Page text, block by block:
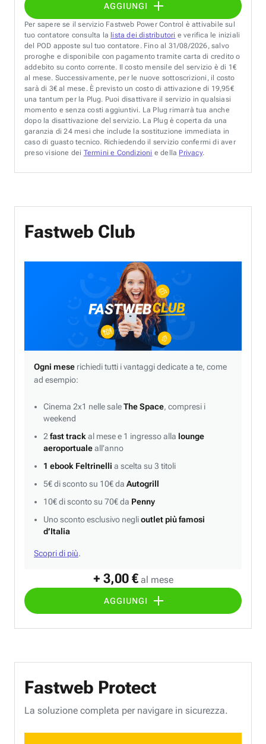
AGGIUNGI
Per sapere se il servizio Fastweb Power Control è attivabile sul
tuo contatore consulta la lista dei distributori e verifica le iniziali
del POD apposte sul tuo contatore. Fino al 31/08/2026, salvo
proroghe e disponibile con pagamento tramite carta di credito o
addebito su conto corrente. Il costo mensile del servizio è di 1€
al mese. Successivamente, per le nuove sottoscrizioni, il costo
sarà di 3€ al mese. È previsto un costo di attivazione di 19,95€
una tantum per la Plug. Puoi disattivare il servizio in qualsiasi
momento e senza costi aggiuntivi. La Plug rimarrà tua anche
dopo la disattivazione del servizio. La Plug è coperta da una
garanzia di 24 mesi che include la sostituzione immediata in
caso di guasto tecnico. Richiedendo il servizio confermi di aver
preso visione dei Termini e Condizioni e della Privacy.
Fastweb Club
+ 3,00 € al mese
AGGIUNGI
Ogni mese richiedi tutti i vantaggi dedicate a te, come
ad esempio:
Cinema 2x1 nelle saleThe Space, compresi i
weekend
2 fast track al mese e 1 ingresso alla lounge
aeroportualeall’anno
1 ebook Feltrinelli a scelta su 3 titoli
5€ di sconto su 10€ da Autogrill
10€ di sconto su 70€ da Penny
Uno sconto esclusivo neglioutlet più famosi
d’Italia
Scopri di più.
Fastweb Protect
La soluzione completa per navigare in sicurezza.